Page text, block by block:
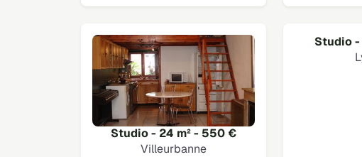
Studio - 24 m² - 550 €
Villeurbanne
Studio -